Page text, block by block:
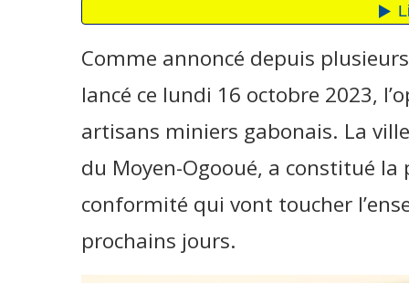
Comme annoncé depuis
lancé ce lundi 16 octobre 2023,
artisans miniers gabonais. La
du Moyen-Ogooué, a constitué
conformité qui vont toucher
prochains jours.